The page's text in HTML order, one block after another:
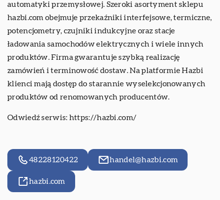
automatyki przemysłowej. Szeroki asortyment sklepu
hazbi.com obejmuje przekaźniki interfejsowe, termiczne,
potencjometry, czujniki indukcyjne oraz stacje
ładowania samochodów elektrycznych i wiele innych
produktów. Firma gwarantuje szybką realizację
zamówień i terminowość dostaw. Na platformie Hazbi
klienci mają dostęp do starannie wyselekcjonowanych
produktów od renomowanych producentów.
Odwiedź serwis: https://hazbi.com/
48228120422 handel@hazbi.com
hazbi.com